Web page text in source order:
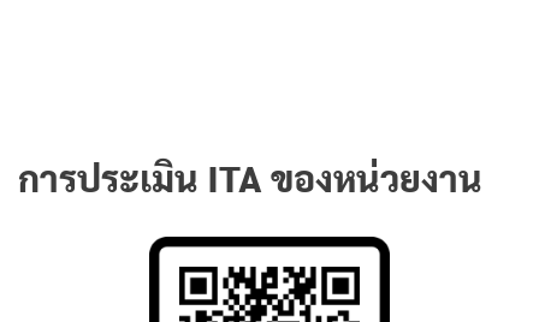
การประเมิน ITA ของหน่วยงาน